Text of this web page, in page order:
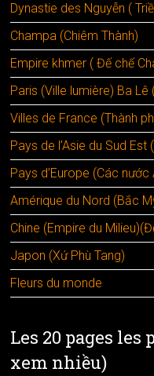
Dynastie des Nguyễn (
Champa (Chiêm Thành)
Empire khmer ( Đế chế
Paris (Ville lumière) Ba Lê
Villes de France (Thành
Pays de l’Asie du Sud
Pays d’Europe (Các nước
Amérique du Nord (Bắc
Chine (Empire du
Japon (Xứ Phù Tang)
Fleurs du monde
Les 20 pages
xem nhiều)